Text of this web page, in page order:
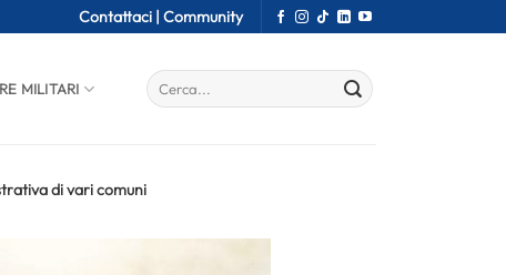
Contattaci | Community
MILITARI
di vari comuni